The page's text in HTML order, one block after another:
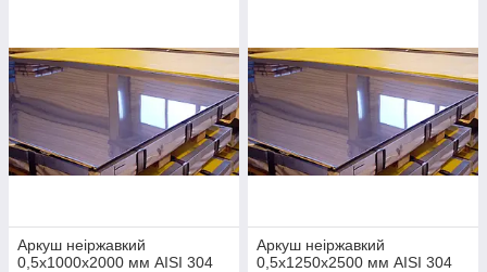
бояться кліматичних, кислотних і лужних середовищ;
Відрізняється високою пружністю і твердістю, чудово
обробляється;
Пропонує широкі можливості для багаторазової
зварювання;
обробки дизайнерських інтер'єрів.
Аркуш неіржавкий
0,5х1000х2000 мм AISI 304
Аркуш неіржавкий
0,5х1250х2500 мм AISI 304